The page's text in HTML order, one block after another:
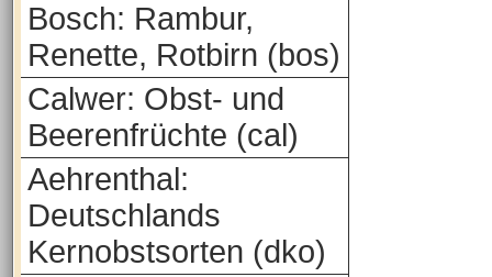
Bosch: Rambur,
Renette, Rotbirn (bos)
Calwer: Obst- und
Beerenfrüchte (cal)
Aehrenthal:
Deutschlands
Kernobstsorten (dko)